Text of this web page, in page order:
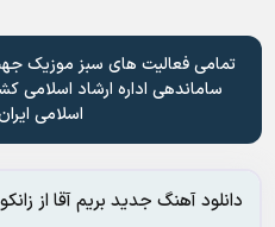
تمامی فعالیت های سبز موزیک
ساماندهی اداره ارشاد اسلامی
اسلامی
دانلود آهنگ جدید بریم آقا از